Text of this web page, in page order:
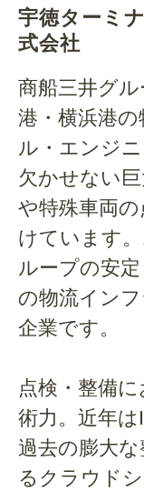
宇徳ターミナ
式会社
商船三井グ
港・横浜港
ル・エンジ
欠かせない
や特殊車両
けています
ループの安
の物流イン
企業です。
点検・整備
術力。近年は
過去の膨大
るクラウド